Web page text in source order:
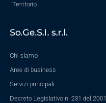
Territorio
So.Ge.S.I. s.r.l.
Chi siamo
Aree di business
Servizi principali
Decreto Legislativo n. 231 del 2001